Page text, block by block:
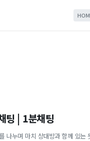
팅 | 1분채팅
나누며 마치 상대방과 함께 있는